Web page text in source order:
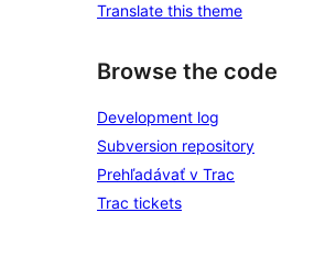
Translate this theme
Browse the code
Development log
Subversion repository
Prehľadávať v Trac
Trac tickets